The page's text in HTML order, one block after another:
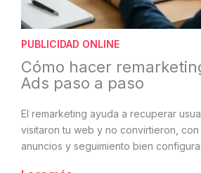
PUBLICIDAD ONLINE
Cómo hacer
Ads paso a paso
El remarketing ayuda a recuperar
visitaron tu web y no convirtieron, con
anuncios y seguimiento bien